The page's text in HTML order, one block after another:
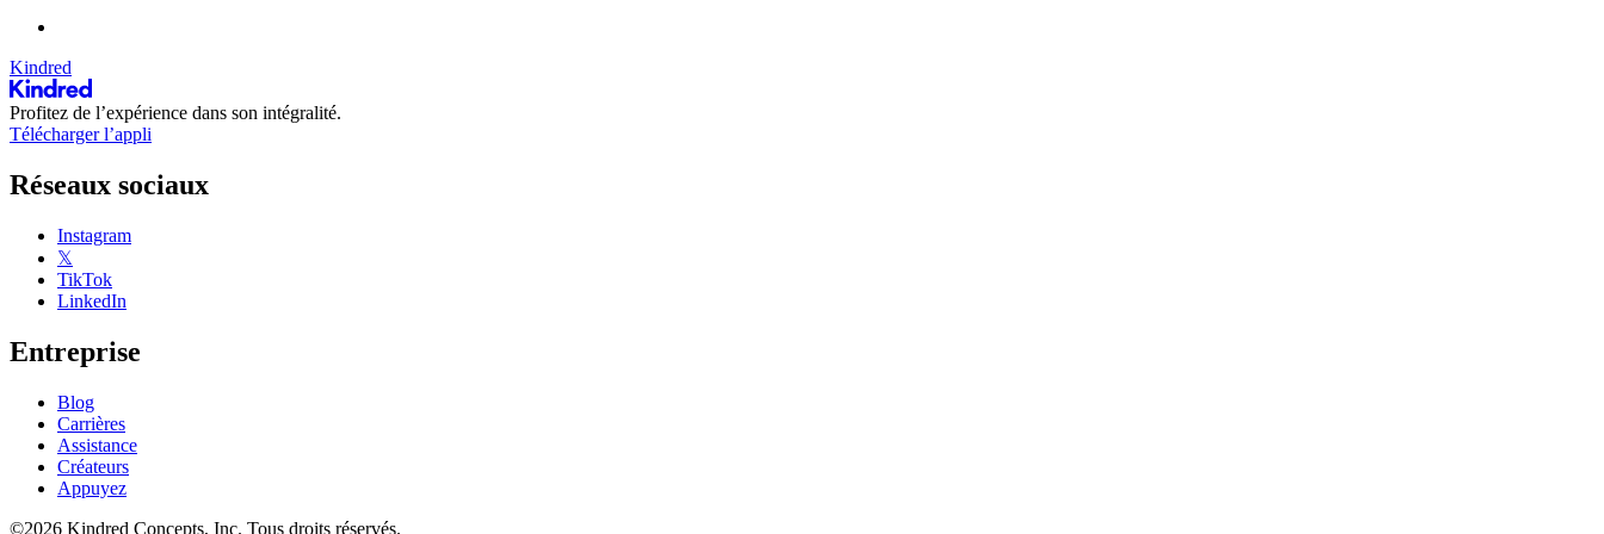
Kindred
Profitez de l’expérience dans son intégralité.
Télécharger l’appli
Réseaux sociaux
Instagram
𝕏
TikTok
LinkedIn
Entreprise
Blog
Carrières
Assistance
Créateurs
Appuyez
©2026 Kindred Concepts, Inc. Tous droits réservés.